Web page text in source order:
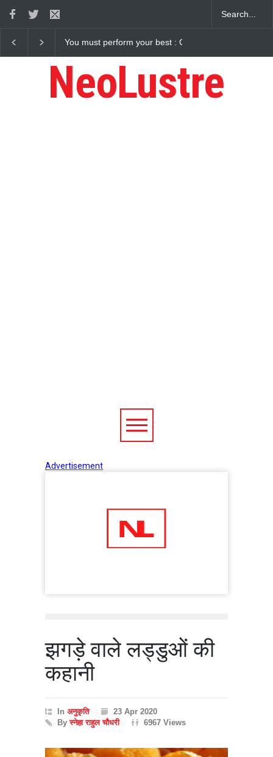
Sharma Lakhi How Chris Pratt Landed The Role Of Star-
NeoLustre
Advertisement
झगड़े वाले लड्डुओं की
कहानी
In अनुकृति
23 Apr 2020
Byस्नेहा राहुल चौधरी 6967 Views